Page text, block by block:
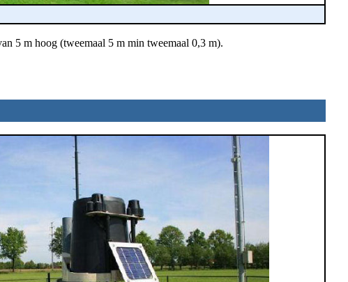
5 m hoog (tweemaal 5 m min tweemaal 0,3 m).